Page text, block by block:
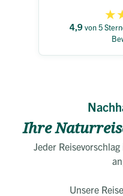
★
4,9von 5
Ihre
Jeder
Unsere